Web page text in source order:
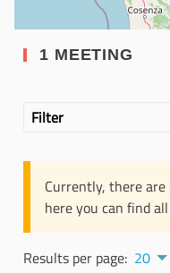
1 MEETING
Filter
Currently, there
here you can find
Results per page: 20